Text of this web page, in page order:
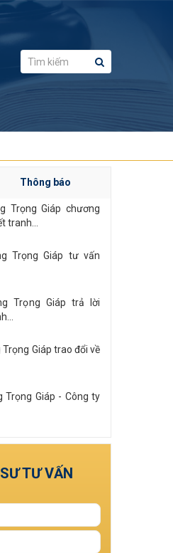
Thông báo
Trọng Giáp chương
tranh...
Trọng Giáp tư vấn
Trọng Giáp trả lời
Trọng Giáp trao đổi về
Trọng Giáp - Công ty
Xem tất cả
TƯ VẤN